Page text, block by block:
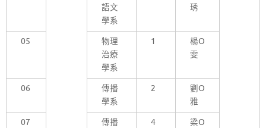
語文
學系
琇
05
物理
治療
學系
1
楊O
雯
06
傳播
學系
2
劉O
雅
07
傳播
4
梁O